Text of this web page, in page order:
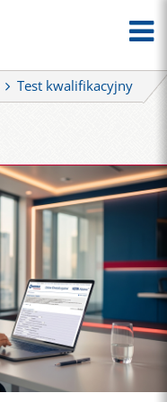
Test kwalifikacyjny